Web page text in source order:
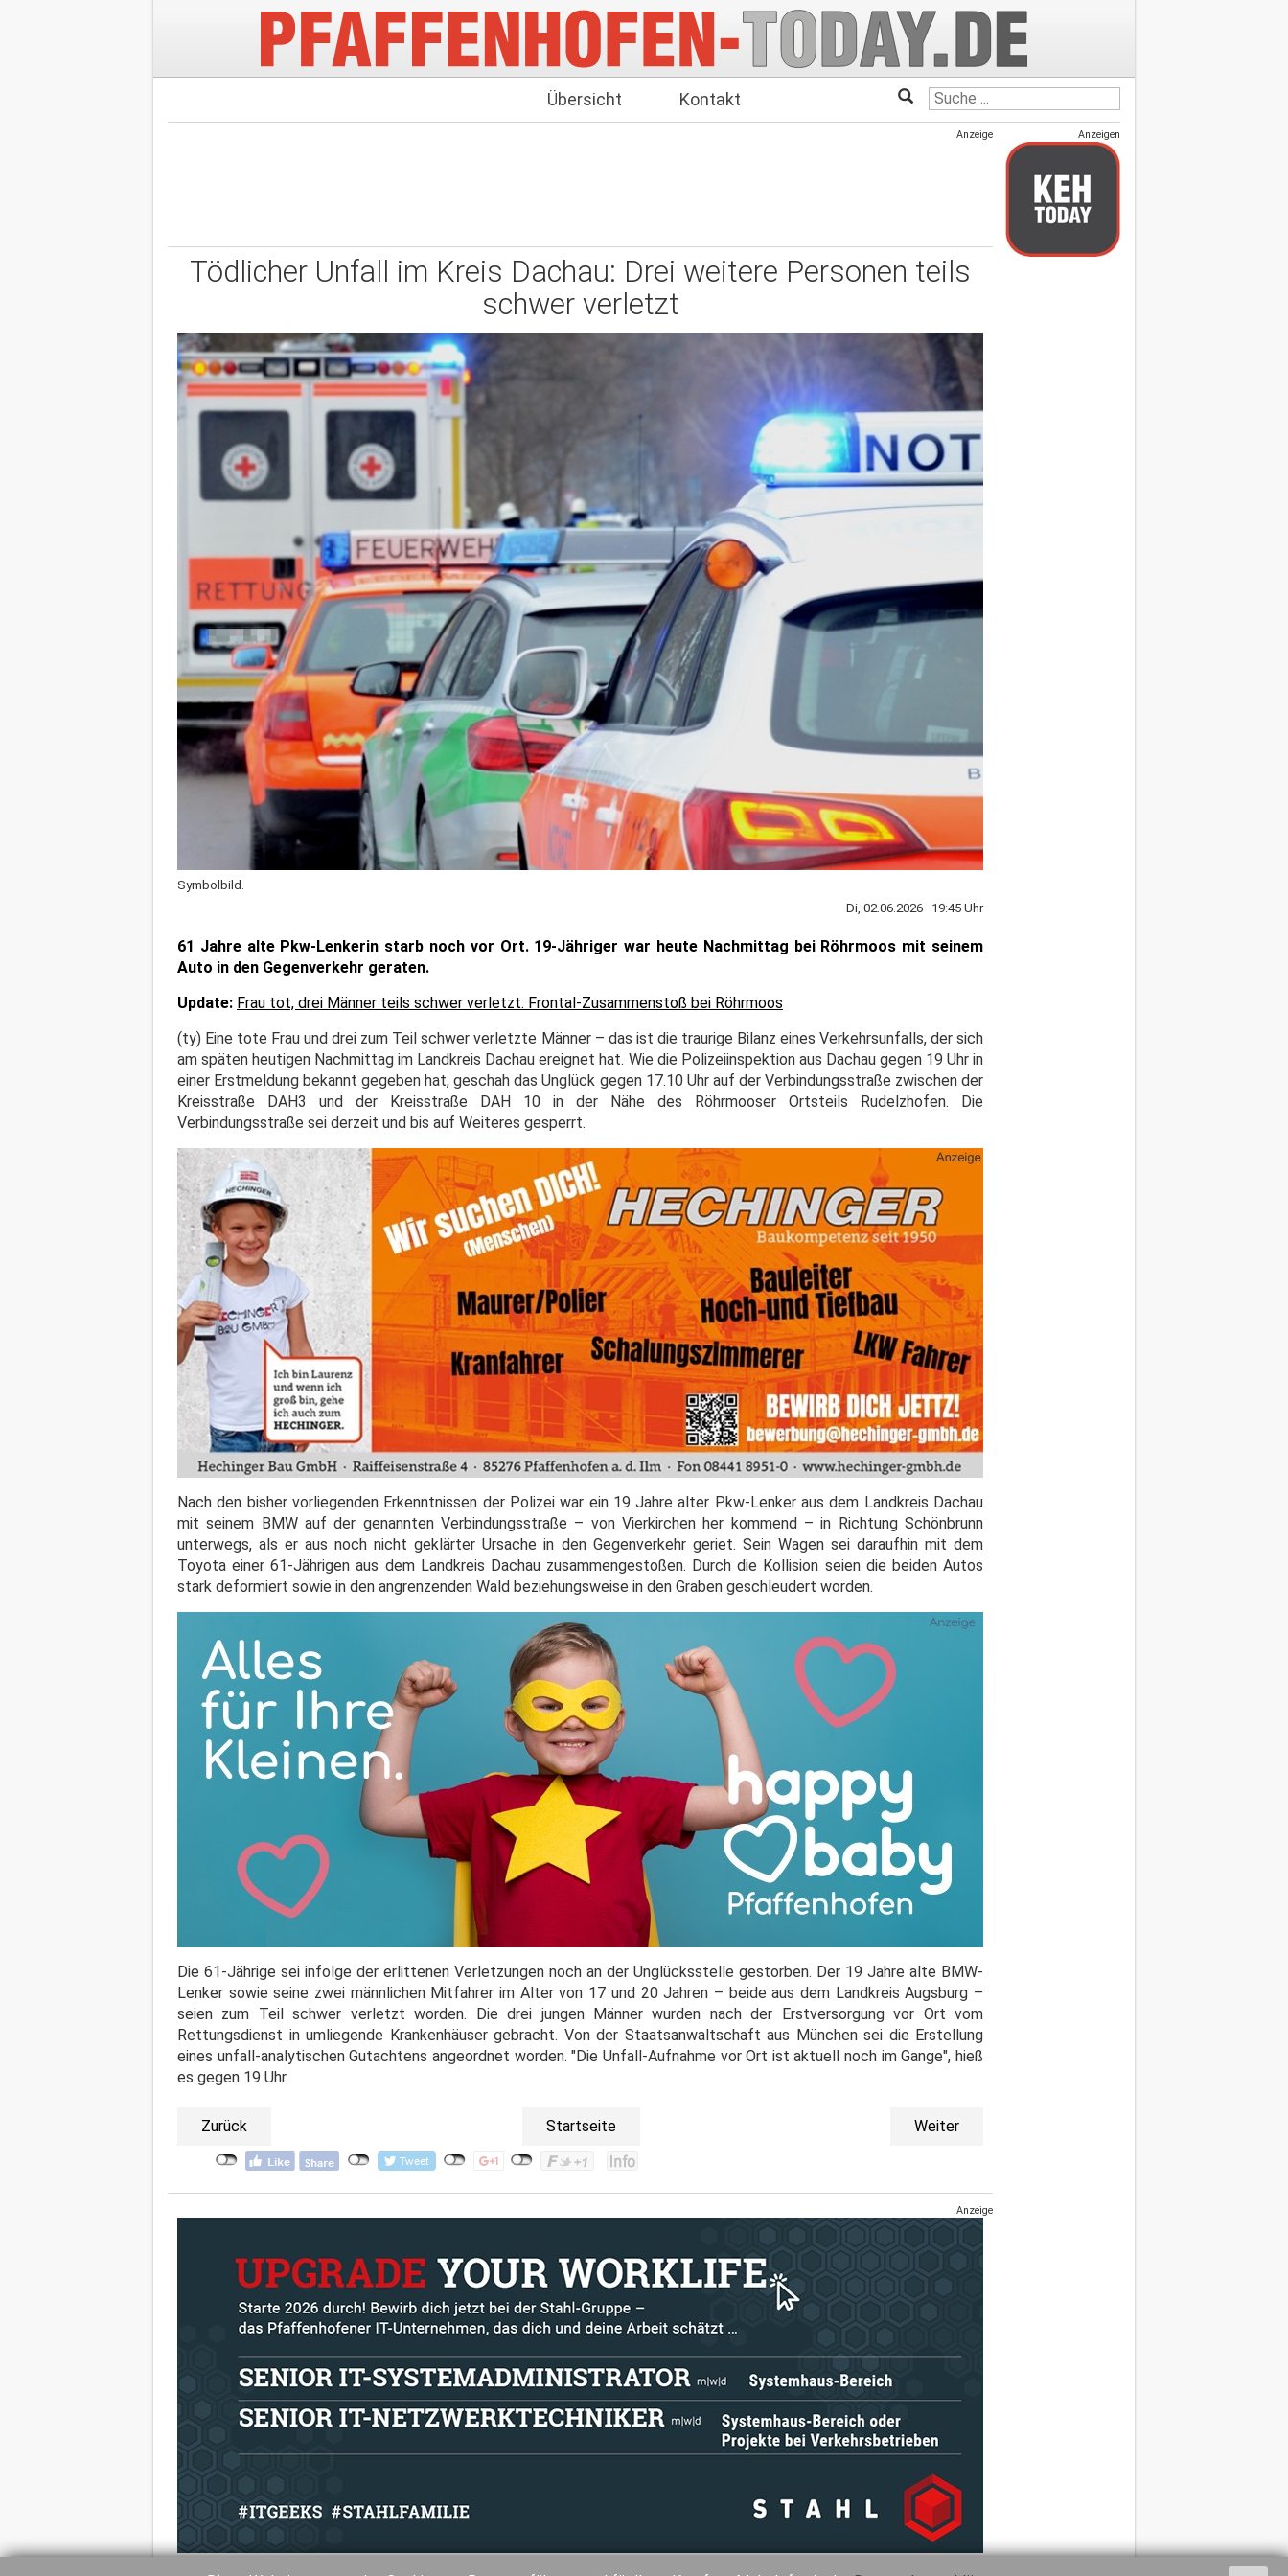
Übersicht Kontakt
Anzeige
Tödlicher Unfall im Kreis Dachau: Drei weitere Personen teils
schwer verletzt
Symbolbild.
Di, 02.06.2026 19:45 Uhr
61 Jahre alte Pkw-Lenkerin starb noch vor Ort. 19-Jähriger war heute Nachmittag bei Röhrmoos mit seinem
Auto in den Gegenverkehr geraten.
Update: Frau tot, drei Männer teils schwer verletzt: Frontal-Zusammenstoß bei Röhrmoos
(ty) Eine tote Frau und drei zum Teil schwer verletzte Männer – das ist die traurige Bilanz eines Verkehrsunfalls, der sich
am späten heutigen Nachmittag im Landkreis Dachau ereignet hat. Wie die Polizeiinspektion aus Dachau gegen 19 Uhr in
einer Erstmeldung bekannt gegeben hat, geschah das Unglück gegen 17.10 Uhr auf der Verbindungsstraße zwischen der
Kreisstraße DAH3 und der Kreisstraße DAH 10 in der Nähe des Röhrmooser Ortsteils Rudelzhofen. Die
Verbindungsstraße sei derzeit und bis auf Weiteres gesperrt.
Nach den bisher vorliegenden Erkenntnissen der Polizei war ein 19 Jahre alter Pkw-Lenker aus dem Landkreis Dachau
mit seinem BMW auf der genannten Verbindungsstraße – von Vierkirchen her kommend – in Richtung Schönbrunn
unterwegs, als er aus noch nicht geklärter Ursache in den Gegenverkehr geriet. Sein Wagen sei daraufhin mit dem
Toyota einer 61-Jährigen aus dem Landkreis Dachau zusammengestoßen. Durch die Kollision seien die beiden Autos
stark deformiert sowie in den angrenzenden Wald beziehungsweise in den Graben geschleudert worden.
Die 61-Jährige sei infolge der erlittenen Verletzungen noch an der Unglücksstelle gestorben. Der 19 Jahre alte BMW-
Lenker sowie seine zwei männlichen Mitfahrer im Alter von 17 und 20 Jahren – beide aus dem Landkreis Augsburg –
seien zum Teil schwer verletzt worden. Die drei jungen Männer wurden nach der Erstversorgung vor Ort vom
Rettungsdienst in umliegende Krankenhäuser gebracht. Von der Staatsanwaltschaft aus München sei die Erstellung
eines unfall-analytischen Gutachtens angeordnet worden. "Die Unfall-Aufnahme vor Ort ist aktuell noch im Gange", hieß
es gegen 19 Uhr.
Zurück Startseite Weiter
Anzeige
Anzeigen